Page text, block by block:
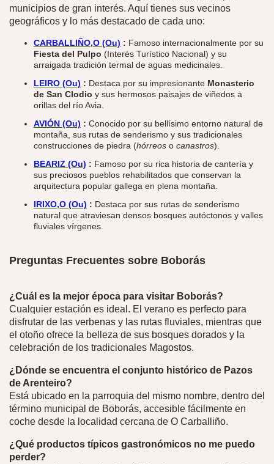
municipios de gran interés. Aquí tienes sus vecinos
geográficos y lo más destacado de cada uno:
CARBALLIÑO,O (Ou) : Famoso internacionalmente por su
Fiesta del Pulpo (Interés Turístico Nacional) y su
arraigada tradición termal de aguas medicinales.
LEIRO (Ou) : Destaca por su impresionante Monasterio
de San Clodio y sus hermosos paisajes de viñedos a
orillas del río Avia.
AVIÓN (Ou) : Conocido por su bellísimo entorno natural de
montaña, sus rutas de senderismo y sus tradicionales
construcciones de piedra (hórreos o canastros).
BEARIZ (Ou) : Famoso por su rica historia de cantería y
sus preciosos pueblos rehabilitados que conservan la
arquitectura popular gallega en plena montaña.
IRIXO,O (Ou) : Destaca por sus rutas de senderismo
natural que atraviesan densos bosques autóctonos y valles
fluviales vírgenes.
Preguntas Frecuentes sobre Boborás
¿Cuál es la mejor época para visitar Boborás?
Cualquier estación es ideal. El verano es perfecto para
disfrutar de las verbenas y las rutas fluviales, mientras que
el otoño ofrece la belleza de sus bosques dorados y la
celebración de los tradicionales Magostos.
¿Dónde se encuentra el conjunto histórico de Pazos
de Arenteiro?
Está ubicado en la parroquia del mismo nombre, dentro del
término municipal de Boborás, accesible fácilmente en
coche desde la localidad cercana de O Carballiño.
¿Qué productos típicos gastronómicos no me puedo
perder?